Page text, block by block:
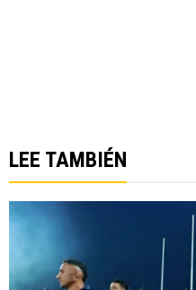
LEE TAMBIÉN